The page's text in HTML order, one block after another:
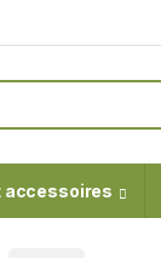
accessoires